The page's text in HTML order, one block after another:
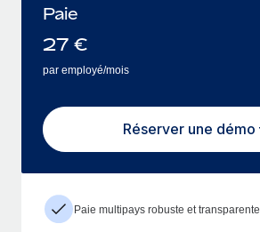
Paie
27 €
par employé/mois
Réserver une démo
Paie multipays robuste et transparente